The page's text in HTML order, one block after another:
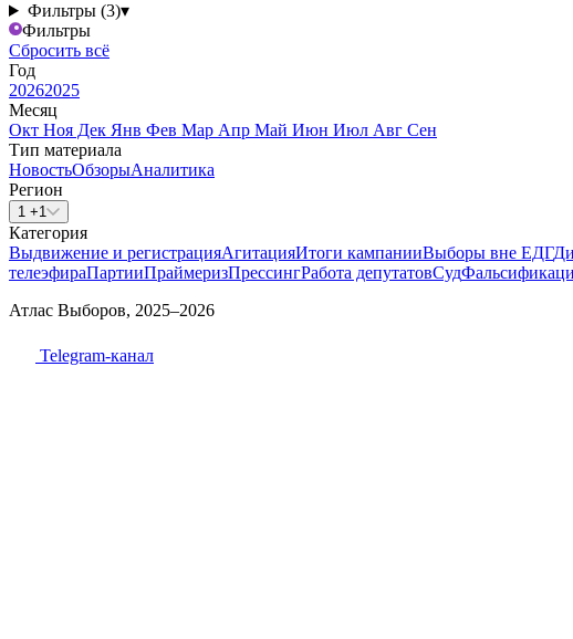
Фильтры (3)▾
Фильтры
Сбросить всё
Год
20262025
Месяц
Окт Ноя Дек Янв Фев Мар Апр Май Июн Июл Авг Сен
Тип материала
НовостьОбзорыАналитика
Регион
1 +1
Категория
Выдвижение и регистрацияАгитацияИтоги кампанииВыборы вне ЕДГ
телеэфираПартииПраймеризПрессингРабота депутатовСуд
Атлас Выборов, 2025–2026
Telegram-канал